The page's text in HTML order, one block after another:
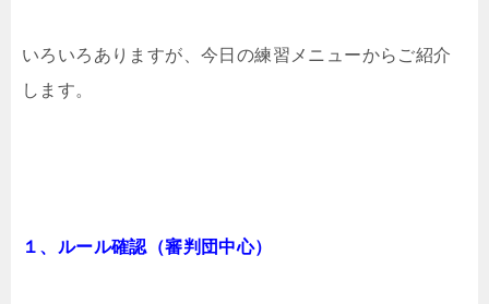
いろいろありますが、今日の練習メニューからご紹介
します。
１、ルール確認（審判団中心）